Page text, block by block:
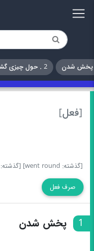
2 . حول چیزی گشتن
[فعل]
[گذشته: went round]
[گذشته: went round]
صرف فعل
1 پخش شدن